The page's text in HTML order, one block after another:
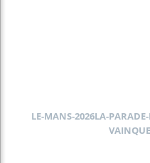
LE-MANS-2026LA-